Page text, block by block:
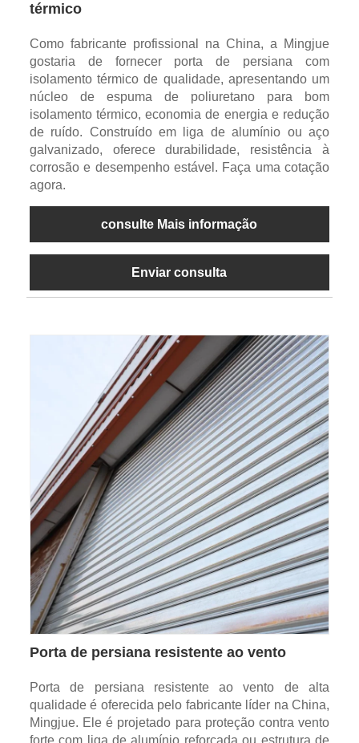
térmico
Como fabricante profissional na China, a Mingjue
gostaria de fornecer porta de persiana com
isolamento térmico de qualidade, apresentando um
núcleo de espuma de poliuretano para bom
isolamento térmico, economia de energia e redução
de ruído. Construído em liga de alumínio ou aço
galvanizado, oferece durabilidade, resistência à
corrosão e desempenho estável. Faça uma cotação
agora.
consulte Mais informação
Enviar consulta
Porta de persiana resistente ao vento
Porta de persiana resistente ao vento de alta
qualidade é oferecida pelo fabricante líder na China,
Mingjue. Ele é projetado para proteção contra vento